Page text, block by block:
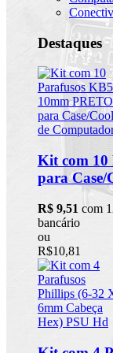
Destaques
Kit com 10
para
R$ 9,51 com
bancário
ou
R$10,81